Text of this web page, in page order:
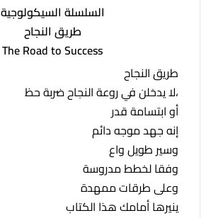
السلسلة السيكولوجية
طريق النجاح
The Road to Success
طريق النجاح
لا يدخلن في روعة النجاح ضربة حظ،
أو ابتسامة قدر
إنه جهد موجه دائم
وسير طويل واع
وفقا لخطط مدروسة
وعلى طرقات ممهدة
ينيرها أمامك هذا الكتاب